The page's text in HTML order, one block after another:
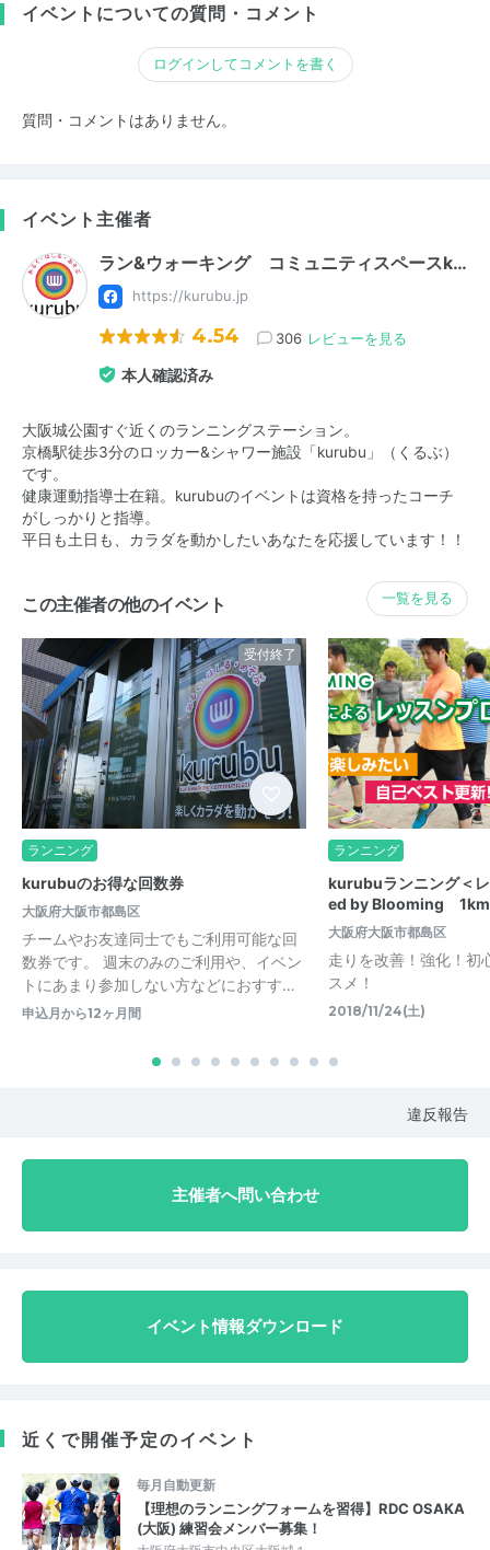
イベントについての質問・コメント
ログインしてコメントを書く
質問・コメントはありません。
イベント主催者
ラン&ウォーキング コミュニティスペースk…
https://kurubu.jp
4.54 306 レビューを見る
本人確認済み
大阪城公園すぐ近くのランニングステーション。
京橋駅徒歩3分のロッカー&シャワー施設「kurubu」（くるぶ）
です。
健康運動指導士在籍。kurubuのイベントは資格を持ったコーチ
がしっかりと指導。
平日も土日も、カラダを動かしたいあなたを応援しています！！
この主催者の他のイベント 一覧を見る
受付終了
ランニング
kurubuのお得な回数券
大阪府大阪市都島区
チームやお友達同士でもご利用可能な回
数券です。 週末のみのご利用や、イベン
トにあまり参加しない方などにおすす…
申込月から12ヶ月間
ランニング
kurubuランニング＜
ed by Blooming
大阪府大阪市都島区
走りを改善！強化！初
スメ！
2018/11/24(土)
違反報告
主催者へ問い合わせ
イベント情報ダウンロード
近くで開催予定のイベント
毎月自動更新
【理想のランニングフォームを習得】RDC OSAKA
(大阪) 練習会メンバー募集！